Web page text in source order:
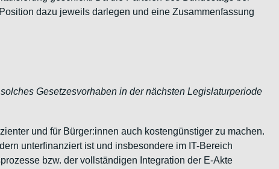
dazu jeweils darlegen und eine Zusammenfassung
Gesetzesvorhaben in der nächsten Legislaturperiode
und für Bürger:innen auch kostengünstiger zu machen.
unterfinanziert ist und insbesondere im IT-Bereich
bzw. der vollständigen Integration der E-Akte